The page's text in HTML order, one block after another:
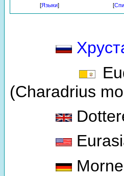
[Языки] [
(Charadrius